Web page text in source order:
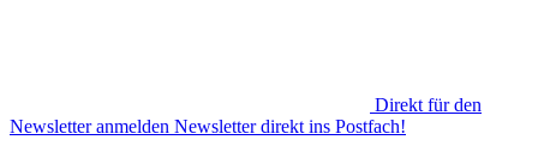
Direkt für den
Newsletter anmelden Newsletter direkt ins Postfach!